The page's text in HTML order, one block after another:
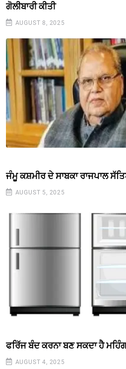
ਗੋਲੀਬਾਰੀ ਕੀਤੀ
AUGUST 8, 2025
ਜੰਮੂ ਕਸ਼ਮੀਰ ਦੇ ਸਾਬਕਾ ਰਾਜਪਾਲ
AUGUST 5, 2025
ਫਰਿੱਜ ਬੰਦ ਕਰਨਾ ਬਣ ਸਕਦਾ ਹੈ
AUGUST 4, 2025